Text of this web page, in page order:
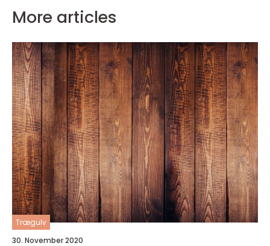
More articles
Trægulv
30. November 2020